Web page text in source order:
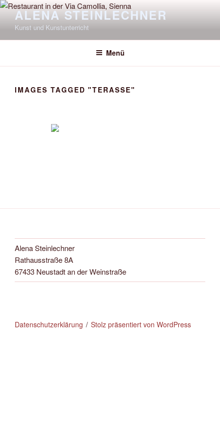
Zum
Inhalt
springen
ALENA STEINLECHNER
Kunst und Kunstunterricht
Menü
IMAGES TAGGED "TERASSE"
Alena Steinlechner
Rathausstraße 8A
67433 Neustadt an der Weinstraße
Datenschutzerklärung Stolz präsentiert von WordPress